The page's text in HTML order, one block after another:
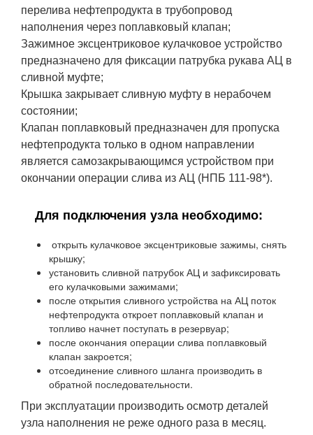
перелива нефтепродукта в трубопровод
наполнения через поплавковый клапан;
Зажимное эксцентриковое кулачковое устройство
предназначено для фиксации патрубка рукава АЦ в
сливной муфте;
Крышка закрывает сливную муфту в нерабочем
состоянии;
Клапан поплавковый предназначен для пропуска
нефтепродукта только в одном направлении
является самозакрывающимся устройством при
окончании операции слива из АЦ (НПБ 111-98*).
Для подключения узла необходимо:
открыть кулачковое эксцентриковые зажимы, снять
крышку;
установить сливной патрубок АЦ и зафиксировать
его кулачковыми зажимами;
после открытия сливного устройства на АЦ поток
нефтепродукта откроет поплавковый клапан и
топливо начнет поступать в резервуар;
после окончания операции слива поплавковый
клапан закроется;
отсоединение сливного шланга производить в
обратной последовательности.
При эксплуатации производить осмотр деталей
узла наполнения не реже одного раза в месяц.